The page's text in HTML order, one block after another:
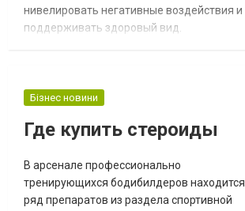
нивелировать негативные воздействия и
поддерживать здоровый вид.
купить косметику для волос? Ищите
ассортименте которых представлена
репутацией. Необяз...
Бізнес новини
Где купить стероиды
В арсенале профессионально
тренирующихся бодибилдеров находится
ряд препаратов из раздела спортивной